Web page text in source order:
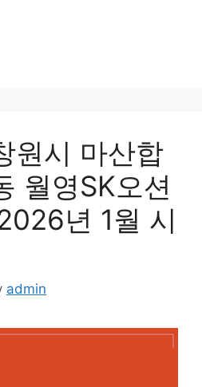
원시 마산합
월영SK오션
년 1월 시
admin